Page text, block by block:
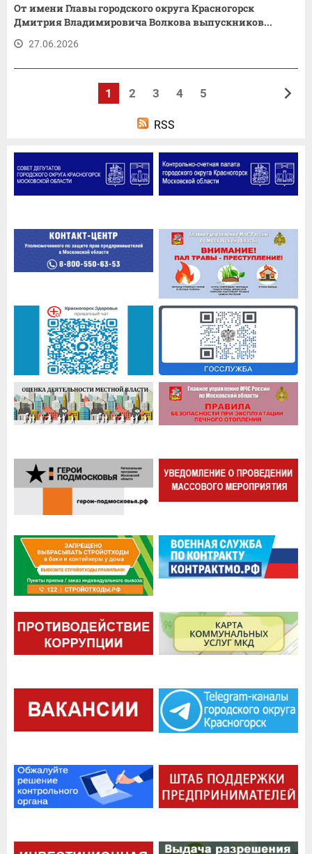
От имени Главы городского округа Красногорск
Дмитрия Владимировича Волкова выпускников...
27.06.2026
1 2 3 4 5
RSS